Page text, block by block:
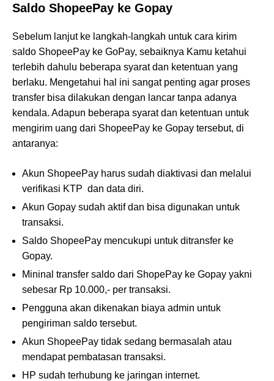
Saldo ShopeePay ke Gopay
Sebelum lanjut ke langkah-langkah untuk cara kirim
saldo ShopeePay ke GoPay, sebaiknya Kamu ketahui
terlebih dahulu beberapa syarat dan ketentuan yang
berlaku. Mengetahui hal ini sangat penting agar proses
transfer bisa dilakukan dengan lancar tanpa adanya
kendala. Adapun beberapa syarat dan ketentuan untuk
mengirim uang dari ShopeePay ke Gopay tersebut, di
antaranya:
Akun ShopeePay harus sudah diaktivasi dan melalui
verifikasi KTP dan data diri.
Akun Gopay sudah aktif dan bisa digunakan untuk
transaksi.
Saldo ShopeePay mencukupi untuk ditransfer ke
Gopay.
Mininal transfer saldo dari ShopePay ke Gopay yakni
sebesar Rp 10.000,- per transaksi.
Pengguna akan dikenakan biaya admin untuk
pengiriman saldo tersebut.
Akun ShopeePay tidak sedang bermasalah atau
mendapat pembatasan transaksi.
HP sudah terhubung ke jaringan internet.